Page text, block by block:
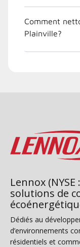
Comment
Plainville?
Lennox
solutions de
Dédiés au
d’environnements
résidentiels et